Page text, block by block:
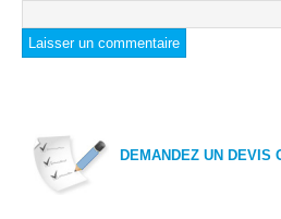
DEMANDEZ UN DEVIS